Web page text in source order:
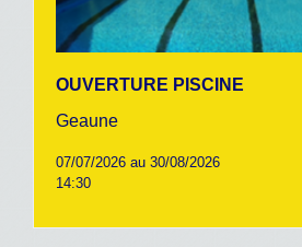
OUVERTURE PISCINE
Geaune
07/07/2026 au 30/08/2026
14:30